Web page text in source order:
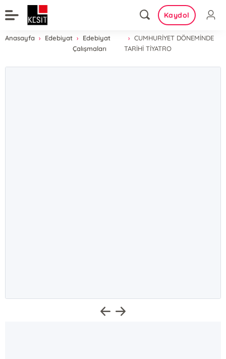
Kaydol
Anasayfa Edebiyat
Edebiyat
Çalışmaları
CUMHURİYET DÖNEMİNDE
TARİHİ TİYATRO